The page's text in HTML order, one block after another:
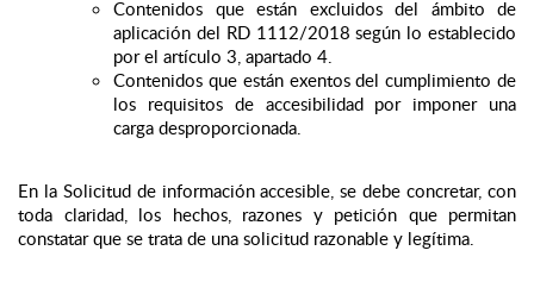
Contenidos que están excluidos del ámbito de
aplicación del RD 1112/2018 según lo establecido
por el artículo 3, apartado 4.
Contenidos que están exentos del cumplimiento de
los requisitos de accesibilidad por imponer una
carga desproporcionada.
En la Solicitud de información accesible, se debe concretar, con
toda claridad, los hechos, razones y petición que permitan
constatar que se trata de una solicitud razonable y legítima.